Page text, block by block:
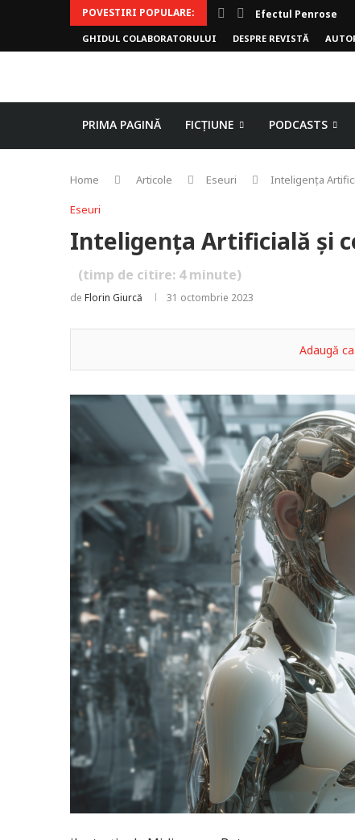
POVESTIRI POPULARE: Efectul Penrose
GHIDUL COLABORATORULUI DESPRE REVISTĂ
PRIMA PAGINĂ FICȚIUNE PODCASTS
Home Articole Eseuri Inteligența
Eseuri
Inteligența Artificială și
(timp de citire: 4minute)
de Florin Giurcă 31 octombrie 2023
Adaugă